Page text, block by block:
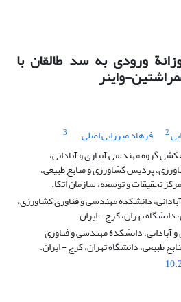
ورودی به سد طالقان با
واینر
2 فرهاد میرزایی اصلی
3
گروه مهندسی آبیاری و آبادانی،
پردیس کشاورزی و منابع طبیعی،
دانشکدة مهندسی و فناوری کشاورزی،
تهران، کرج - ایران.
آبادانی، دانشکدة مهندسی و فناوری
طبیعی، دانشگاه تهران، کرج - ایران.